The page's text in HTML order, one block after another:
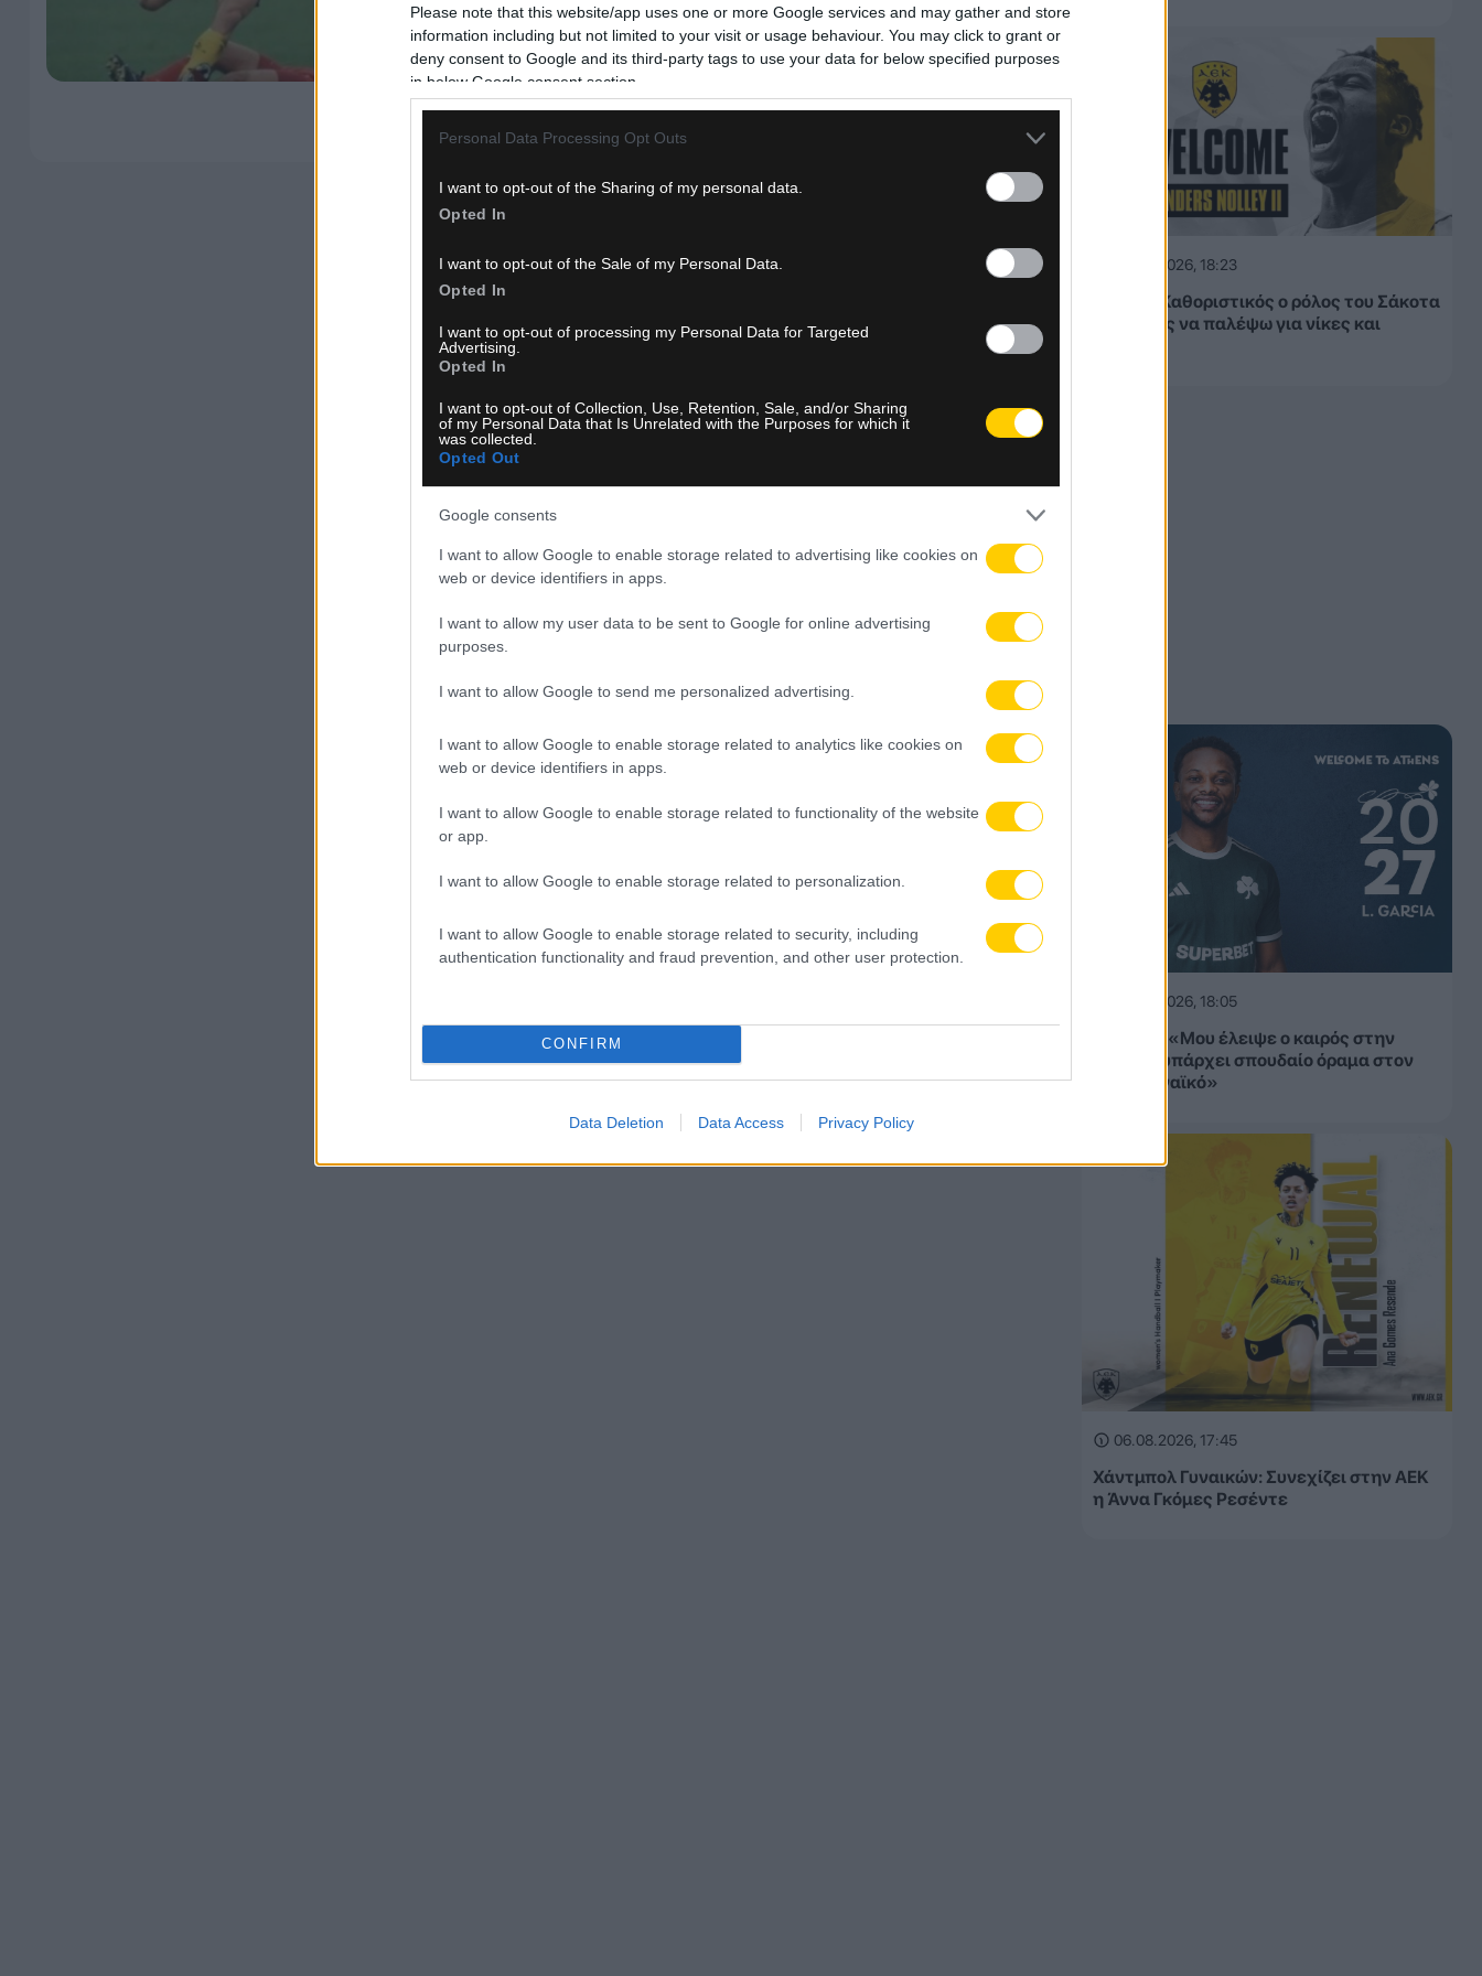
Please note that this website/app uses one or more Google services and may gather and store
information including but not limited to your visit or usage behaviour. You may click to grant or
deny consent to Google and its third-party tags to use your data for below specified purposes
in below Google consent section.
Personal Data Processing Opt Outs
I want to opt-out of the Sharing of my personal data.
Opted In
I want to opt-out of the Sale of my Personal Data.
Opted In
I want to opt-out of processing my Personal Data for Targeted
Advertising.
Opted In
I want to opt-out of Collection, Use, Retention, Sale, and/or Sharing
of my Personal Data that Is Unrelated with the Purposes for which it
was collected.
Opted Out
Google consents
I want to allow Google to enable storage related to advertising like cookies on
web or device identifiers in apps.
I want to allow my user data to be sent to Google for online advertising
purposes.
I want to allow Google to send me personalized advertising.
I want to allow Google to enable storage related to analytics like cookies on
web or device identifiers in apps.
I want to allow Google to enable storage related to functionality of the website
or app.
I want to allow Google to enable storage related to personalization.
I want to allow Google to enable storage related to security, including
authentication functionality and fraud prevention, and other user protection.
CONFIRM
Data Deletion Data Access Privacy Policy
στη δεκαετία. Η Ξάνθη βρισκόταν στην πρώτη της συμμετοχή
στη μεγάλη κατηγορία, έχοντας αποσπάσει την προηγούμενη
αγωνιστική ισοπαλία 0-0 από…
Δείτε Περισσότερα
06.08.2026, 18:23
Νόλεϊ: «Καθοριστικός ο ρόλος του Σάκοτα
– Έτοιμος να παλέψω για νίκες και
06.08.2026, 18:05
Γκαρσία: «Μου έλειψε ο καιρός στην
Ελλάδα, υπάρχει σπουδαίο όραμα στον
Παναθηναϊκό»
06.08.2026, 17:45
Χάντμπολ Γυναικών: Συνεχίζει στην ΑΕΚ
η Άννα Γκόμες Ρεσέντε